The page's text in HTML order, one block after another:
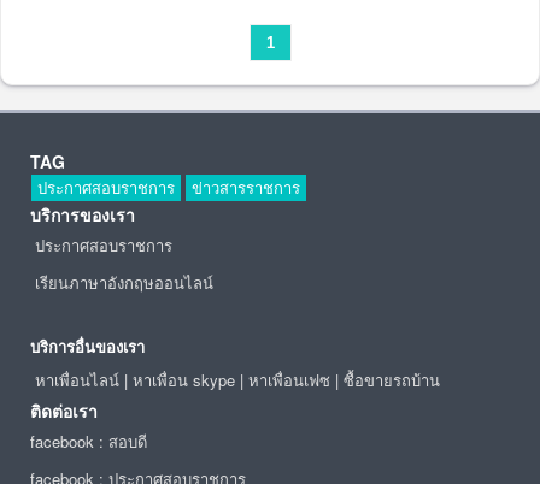
1
TAG
ประกาศสอบราชการ ข่าวสารราชการ
บริการของเรา
ประกาศสอบราชการ
เรียนภาษาอังกฤษออนไลน์
บริการอื่นของเรา
หาเพื่อนไลน์ | หาเพื่อน skype | หาเพื่อนเฟซ | ซื้อขายรถบ้าน
ติดต่อเรา
facebook : สอบดี
facebook : ประกาศสอบราชการ